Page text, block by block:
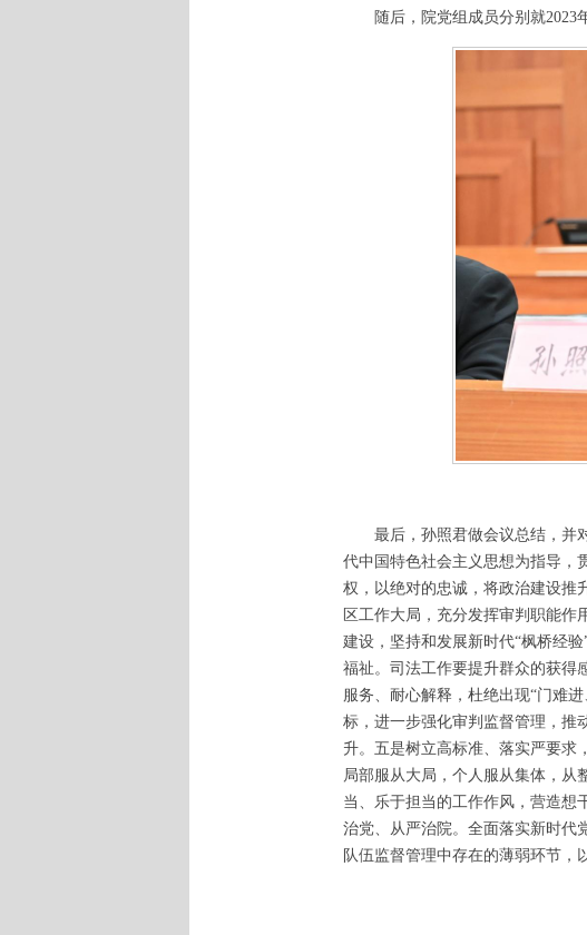
随后，院党组成员分别就2023
最后，孙照君做会议总结，并
代中国特色社会主义思想为指导，
权，以绝对的忠诚，将政治建设推
区工作大局，充分发挥审判职能
建设，坚持和发展新时代“枫桥经
福祉。司法工作要提升群众的获得
服务、耐心解释，杜绝出现“门难
标，进一步强化审判监督管理，推
升。五是树立高标准、落实严要求
局部服从大局，个人服从集体，从
当、乐于担当的工作作风，营造想
治党、从严治院。全面落实新时代
队伍监督管理中存在的薄弱环节，